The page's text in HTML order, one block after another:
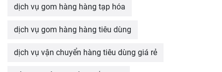
dịch vụ gom hàng hàng tạp hóa
dịch vụ gom hàng hàng tiêu dùng
dịch vụ vận chuyển hàng tiêu dùng giá rẻ